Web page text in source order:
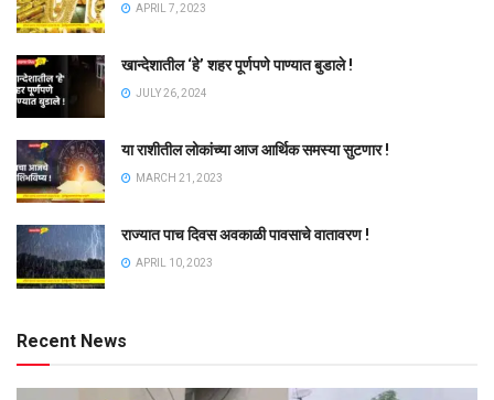
APRIL 7, 2023
खान्देशातील ‘हे’ शहर पूर्णपणे पाण्यात बुडाले !
JULY 26, 2024
या राशीतील लोकांच्या आज आर्थिक समस्या सुटणार !
MARCH 21, 2023
राज्यात पाच दिवस अवकाळी पावसाचे वातावरण !
APRIL 10, 2023
Recent News